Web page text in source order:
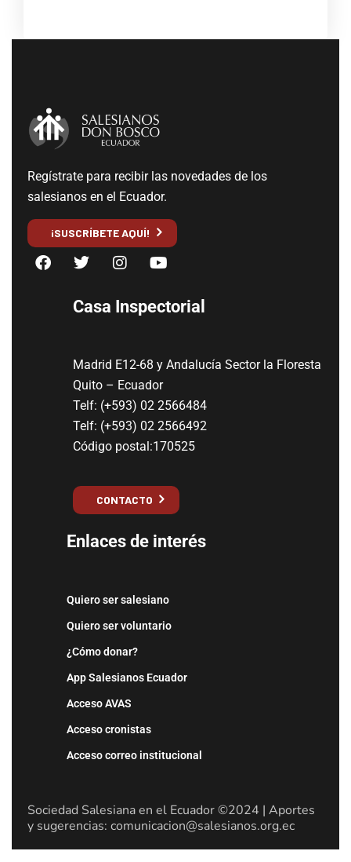
Regístrate para recibir las novedades de los
salesianos en el Ecuador.
¡SUSCRÍBETE AQUÍ!
Casa Inspectorial
Madrid E12-68 y Andalucía Sector la Floresta
Quito – Ecuador
Telf: (+593) 02 2566484
Telf: (+593) 02 2566492
Código postal:170525
CONTACTO
Enlaces de interés
Quiero ser salesiano
Quiero ser voluntario
¿Cómo donar?
App Salesianos Ecuador
Acceso AVAS
Acceso cronistas
Acceso correo institucional
Sociedad Salesiana en el Ecuador ©2024 | Aportes
y sugerencias: comunicacion@salesianos.org.ec